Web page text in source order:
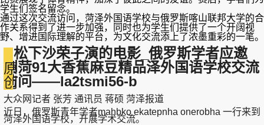
学生们签名留念。
通过这次交流访问，菏泽外国语学校与俄罗斯喀山联邦大学的合
作关系得到了进一步加强，同时也为学生们提供了一个开阔视
野、增进国际理解的平台，为文化交流添上了浓墨重彩的一笔。
原
创
松下沙荣子演的电影_俄罗斯学者应邀
到菏91大香蕉麻豆精品泽外国语学校交流
访问——la2tsmi56-b
大众网记者 张芳 通讯员 蒋硕 菏泽报道
近日，俄罗斯青年学者mahbko ekatepnha onerobha 一行来到
菏泽外国语学校，开展学术交流。